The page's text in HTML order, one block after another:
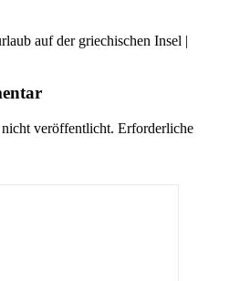
auf der griechischen Insel |
veröffentlicht. Erforderliche